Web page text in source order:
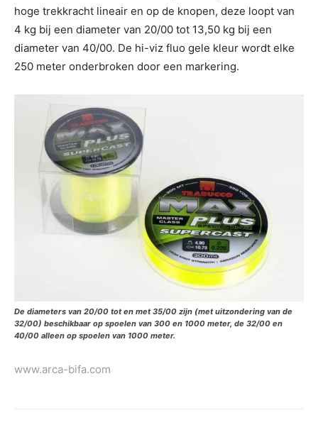
hoge trekkracht lineair en op de knopen, deze loopt van
4 kg bij een diameter van 20/00 tot 13,50 kg bij een
diameter van 40/00. De hi-viz fluo gele kleur wordt elke
250 meter onderbroken door een markering.
De diameters van 20/00 tot en met 35/00 zijn (met uitzondering van de
32/00) beschikbaar op spoelen van 300 en 1000 meter, de 32/00 en
40/00 alleen op spoelen van 1000 meter.
www.arca-bifa.com